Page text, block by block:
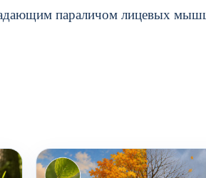
параличом лицевых